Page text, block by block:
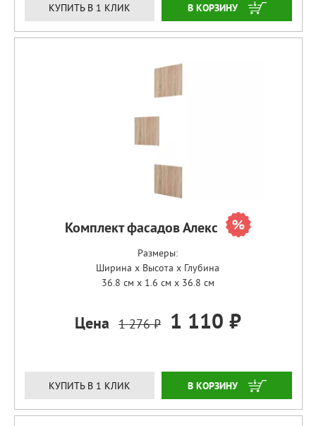
КУПИТЬ В 1 КЛИК ЗАКАЗАТЬ
Комплект фасадов Алекс
Размеры:
Ширина x Высота x Глубина
36.8 см x 1.6 см x 36.8 см
Цена 1 276 ₽ 1 110 ₽
КУПИТЬ В 1 КЛИК ЗАКАЗАТЬ